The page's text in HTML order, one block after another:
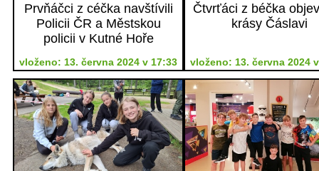
Prvňáčci z céčka navštívili
Policii ČR a Městskou
policii v Kutné Hoře
vloženo: 13. června 2024 v 17:33
Čtvrťáci z béčka
krásy Čáslavi
vloženo: 13. června 2024